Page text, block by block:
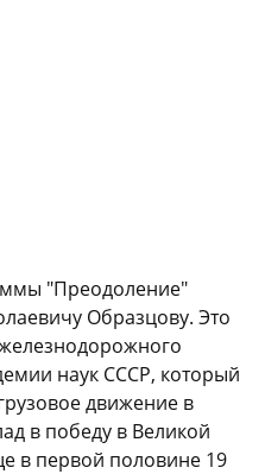
"Преодоление"
Образцову. Это
наук СССР, который
движение в
в победу в Великой
в первой половине 19